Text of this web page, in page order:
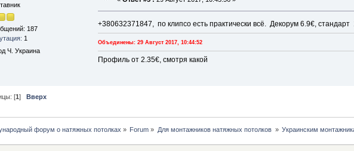
187
1
Ч. Украина
+380632371847, по клипсо есть практически всё. Декорум 6.9€, стандарт
Объединены: 29 Август 2017, 10:44:52
Профиль от 2.35€, смотря какой
[1]Вверх
форум о натяжных потолках » Forum » Для монтажников натяжных потолков » Украинским